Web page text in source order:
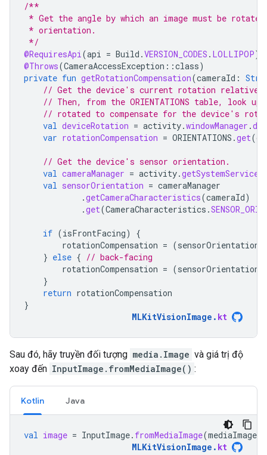
/**
* Get the angle by which an image must be
* orientation.
*/
@RequiresApi(api = Build .VERSION_CODES . LOLLIPOP)
@Throws(CameraAccessException ::class)
private fun getRotationCompensation(cameraId :
// Get the device's current rotation
// Then, from the ORIENTATIONS table, look
// rotated to compensate for the device's
val deviceRotation = activity.windowManager .
var rotationCompensation = ORIENTATIONS .get(
// Get the device's sensor orientation.
val cameraManager = activity.getSystemService
val sensorOrientation = cameraManager
.getCameraCharacteristics(cameraId)
.get(CameraCharacteristics .
if (isFrontFacing)
{
rotationCompensation = (sensorOrientation
} else { // back-facing
rotationCompensation = (sensorOrientation
}
return rotationCompensation
}
MLKitVisionImage . kt
Sau đó, hãy truyền đối tượng media.Image và giá trị độ
xoay đến InputImage.fromMediaImage() :
Kotlin Java
val image = InputImage. fromMediaImage(mediaImage
MLKitVisionImage . kt